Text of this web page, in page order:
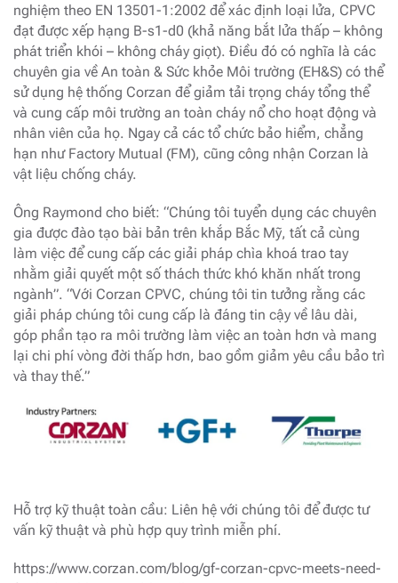
nghiệm theo EN 13501-1:2002 để xác định loại lửa, CPVC
đạt được xếp hạng B-s1-d0 (khả năng bắt lửa thấp – không
phát triển khói – không cháy giọt). Điều đó có nghĩa là các
chuyên gia về An toàn & Sức khỏe Môi trường (EH&S) có thể
sử dụng hệ thống Corzan để giảm tải trọng cháy tổng thể
và cung cấp môi trường an toàn cháy nổ cho hoạt động và
nhân viên của họ. Ngay cả các tổ chức bảo hiểm, chẳng
hạn như Factory Mutual (FM), cũng công nhận Corzan là
vật liệu chống cháy.
Ông Raymond cho biết: “Chúng tôi tuyển dụng các chuyên
gia được đào tạo bài bản trên khắp Bắc Mỹ, tất cả cùng
làm việc để cung cấp các giải pháp chìa khoá trao tay
nhằm giải quyết một số thách thức khó khăn nhất trong
ngành”. “Với Corzan CPVC, chúng tôi tin tưởng rằng các
giải pháp chúng tôi cung cấp là đáng tin cậy về lâu dài,
góp phần tạo ra môi trường làm việc an toàn hơn và mang
lại chi phí vòng đời thấp hơn, bao gồm giảm yêu cầu bảo trì
và thay thế.”
Hỗ trợ kỹ thuật toàn cầu: Liên hệ với chúng tôi để được tư
vấn kỹ thuật và phù hợp quy trình miễn phí.
https://www.corzan.com/blog/gf-corzan-cpvc-meets-need-